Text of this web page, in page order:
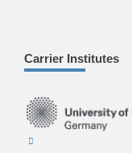
Carrier Institutes